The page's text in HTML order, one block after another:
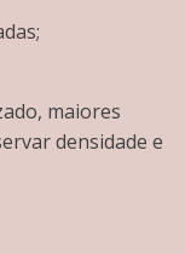
maiores
densidade e